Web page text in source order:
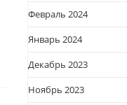
Февраль 2024
Январь 2024
Декабрь 2023
Ноябрь 2023